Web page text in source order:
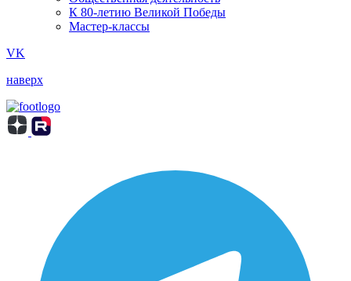
К 80-летию Великой Победы
Мастер-классы
VK
наверх